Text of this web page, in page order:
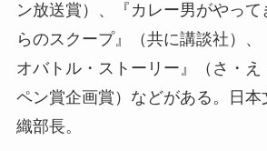
ン放送賞）、『カレー男がやって
らのスクープ』（共に講談社）、
オバトル・ストーリー』（さ・
ペン賞企画賞）などがある。日本
織部長。